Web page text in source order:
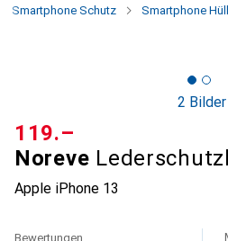
Smartphone Schutz Smartphone
2 Bilder
Noreve
Apple iPhone 13
CHF
119.–
Bewertungen